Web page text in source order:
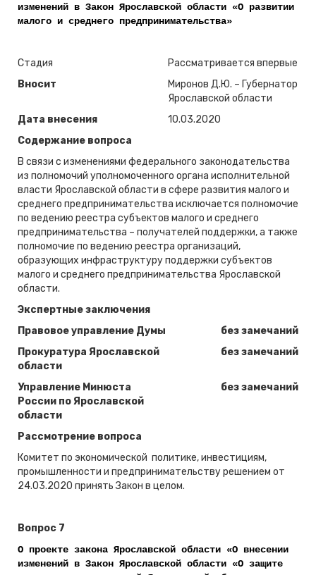
изменений в Закон Ярославской области «О развитии
малого и среднего предпринимательства»
Стадия
Рассматривается впервые
Вносит
Миронов Д.Ю. – Губернатор
Ярославской области
Дата внесения
10.03.2020
Содержание вопроса
В связи с изменениями федерального законодательства
из полномочий уполномоченного органа исполнительной
власти Ярославской области в сфере развития малого и
среднего предпринимательства исключается полномочие
по ведению реестра субъектов малого и среднего
предпринимательства – получателей поддержки, а также
полномочие по ведению реестра организаций,
образующих инфраструктуру поддержки субъектов
малого и среднего предпринимательства Ярославской
области.
Экспертные заключения
Правовое управление Думы
без замечаний
Прокуратура Ярославской
области
без замечаний
Управление Минюста
России по Ярославской
области
без замечаний
Рассмотрение вопроса
Комитет по экономической политике, инвестициям,
промышленности и предпринимательству решением от
24.03.2020 принять Закон в целом.
Вопрос 7
О проекте закона Ярославской области «О внесении
изменений в Закон Ярославской области «О защите